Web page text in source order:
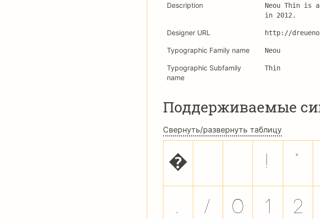
Description
Neou Thin is
in 2012.
Designer URL http://
Typographic Family name Neou
Typographic Subfamily
name
Thin
Поддерживаемые
Свернуть/развернуть таблицу
� !
. / 0 1 2